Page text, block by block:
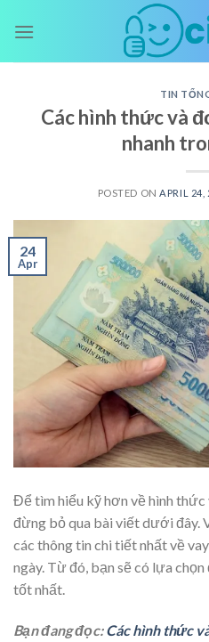
TIN
Các hình thức và
nhanh
POSTED ON APRIL 24,
24
Apr
Để tìm hiểu kỹ hơn về hình thức
đừng bỏ qua bài viết dưới đây.
các thông tin chi tiết nhất về
ngày. Từ đó, bạn sẽ có lựa
tốt nhất.
Bạn đang đọc:Các hình thức